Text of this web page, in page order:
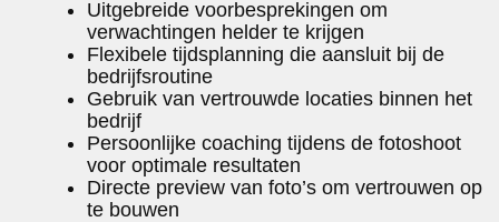
Uitgebreide voorbesprekingen om
verwachtingen helder te krijgen
Flexibele tijdsplanning die aansluit bij de
bedrijfsroutine
Gebruik van vertrouwde locaties binnen het
bedrijf
Persoonlijke coaching tijdens de fotoshoot
voor optimale resultaten
Directe preview van foto’s om vertrouwen op
te bouwen